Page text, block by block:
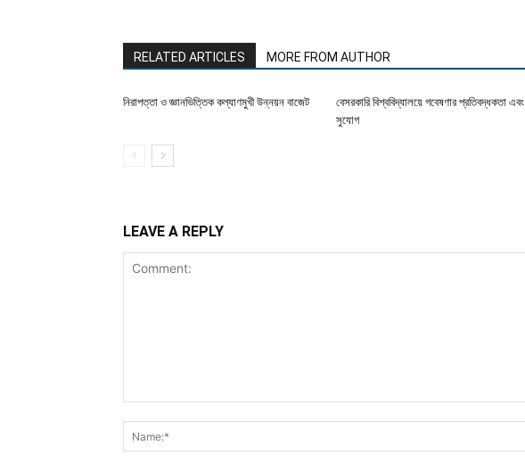
RELATED ARTICLES MORE FROM AUTHOR
নিরাপত্তা ও জ্ঞানভিত্তিক কল্যাণমুখী উন্নয়ন বাজেট
বেসরকারি বিশ্ববিদ্যালয়ে গবেষণার প্রতিবদ্ধকতা এবং
সুযোগ
LEAVE A REPLY